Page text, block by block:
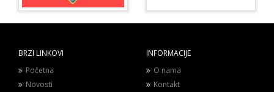
BRZI LINKOVI
Početna
Novosti
INFORMACIJE
O nama
Kontakt